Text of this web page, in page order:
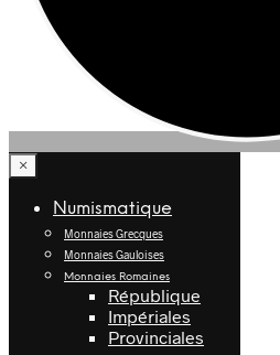
×
Numismatique
Monnaies Grecques
Monnaies Gauloises
Monnaies Romaines
République
Impériales
Provinciales